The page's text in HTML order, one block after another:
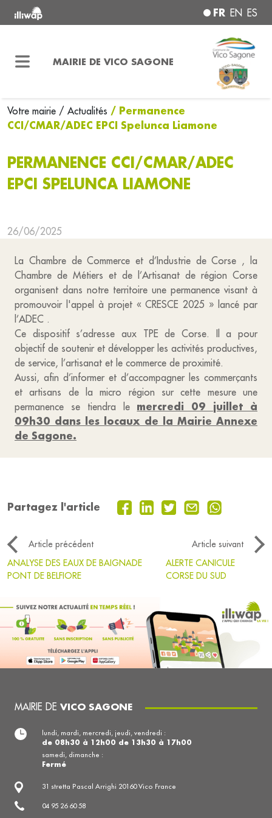
FR EN ES
MAIRIE DE VICO SAGONE
Votre mairie / Actualités / Permanence
CCI/CMAR/ADEC EPCI Spelunca Liamone
PERMANENCE CCI/CMAR/ADEC
EPCI SPELUNCA LIAMONE
26/06/2025
La Chambre de Commerce et d’Industrie de Corse , la
Chambre de Métiers et de l’Artisanat de région Corse
organisent dans notre territoire une permanence visant à
promouvoir l'appel à projet « CRESCE 2025 » lancé par
l’ADEC .
Ce dispositif s’adresse aux TPE de Corse. Il a pour
objectif de soutenir et développer les activités productives,
de service, l’artisanat et le commerce de proximité.
Aussi, afin d’informer et d’accompagner les commerçants
et artisans de la micro région sur cette mesure une
permanence se tiendra le mercredi 09 juillet à
09h30 dans les locaux de la Mairie Annexe
de Sagone.
Partagez l'article
Article précédent
Article suivant
ANALYSE DES EAUX DE BAIGNADE
PONT DE BELFIORE
ALERTE CANICULE
CORSE DU SUD
MAIRIE DE VICO SAGONE
31 stretta Pascal Arrighi 20160 Vico France
04 95 26 60 58
lundi, mardi, mercredi, jeudi, vendredi :
de 08h30 à 12h00 de 13h30 à 17h00
samedi, dimanche :
Fermé